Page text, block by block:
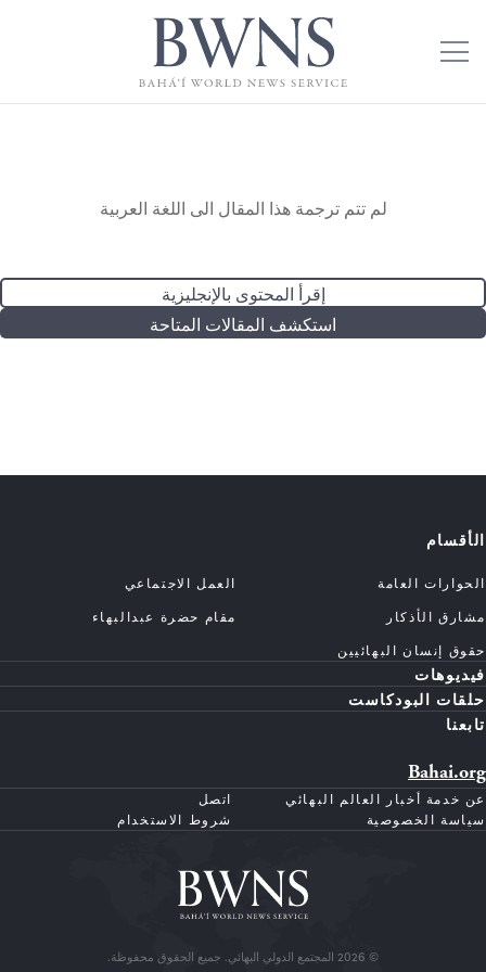
لم تتم ترجمة هذا المقال الى اللغة العربية
إقرأ المحتوى بالإنجليزية
استكشف المقالات المتاحة
الأقسام
الحوارات العامة
العمل الاجتماعي
مشارق الأذكار
مقام حضرة عبدالبهاء
حقوق إنسان البهائيين
فيديوهات
حلقات البودكاست
تابعنا
Bahai.org
عن خدمة أخبار العالم البهائي
اتصل
سياسة الخصوصية
شروط الاستخدام
© 2026 المجتمع الدولي البهائي. جميع الحقوق محفوظة.